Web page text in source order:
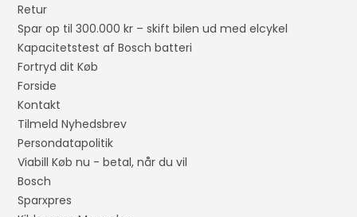
Retur
Spar op til 300.000 kr – skift bilen ud med elcykel
Kapacitetstest af Bosch batteri
Fortryd dit Køb
Forside
Kontakt
Tilmeld Nyhedsbrev
Persondatapolitik
Viabill Køb nu - betal, når du vil
Bosch
Sparxpres